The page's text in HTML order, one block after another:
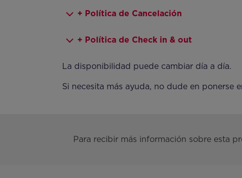
+ Política de Cancelación
+ Política de Check in & out
La disponibilidad puede cambiar día a día.
Si necesita más ayuda, no dude en ponerse
Para recibir más información sobre esta